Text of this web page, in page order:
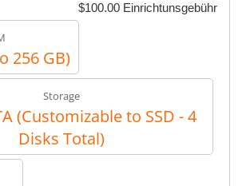
$100.00 Einrichtunsgebühr
256 GB)
Storage
(Customizable to SSD - 4
Disks Total)